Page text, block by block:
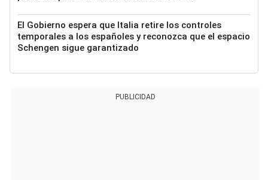
El Gobierno espera que Italia retire los controles
temporales a los españoles y reconozca que el espacio
Schengen sigue garantizado
PUBLICIDAD